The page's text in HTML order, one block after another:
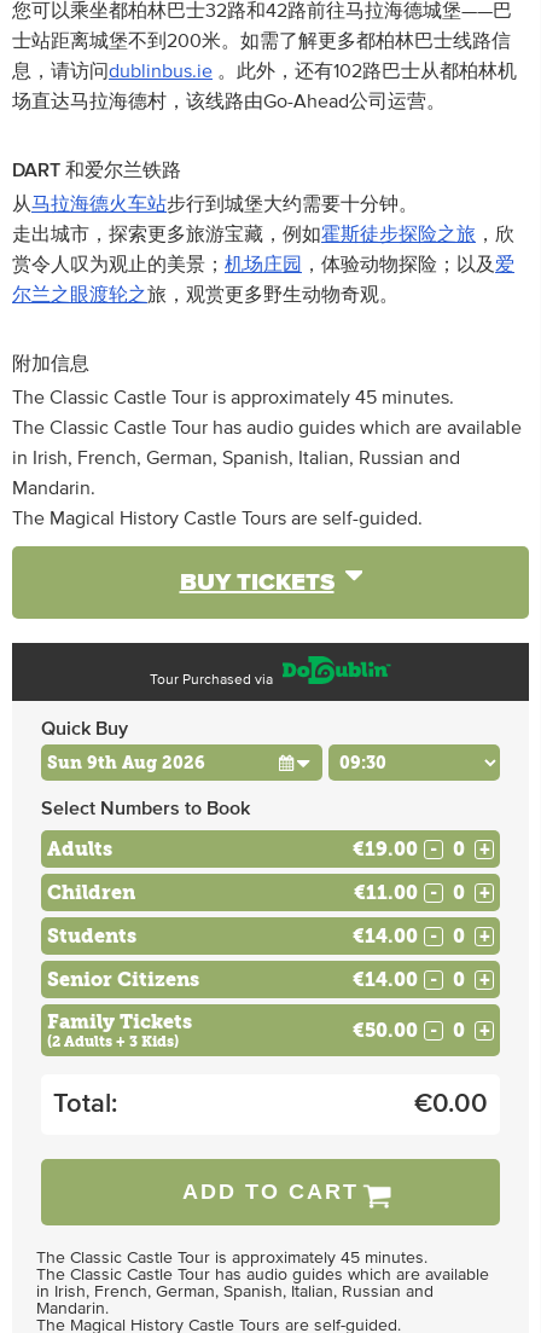
您可以乘坐都柏林巴士32路和42路前往马拉海德城堡——巴
士站距离城堡不到200米。如需了解更多都柏林巴士线路信
息，请访问 dublinbus.ie 。此外，还有102路巴士从都柏林机
场直达马拉海德村，该线路由Go-Ahead公司运营。
DART 和爱尔兰铁路
从马拉海德火车站步行到城堡大约需要十分钟。
走出城市，探索更多旅游宝藏，例如霍斯徒步探险之旅 ，欣
赏令人叹为观止的美景； 机场庄园 ，体验动物探险；以及 爱
尔兰之眼渡轮之旅，观赏更多野生动物奇观。
附加信息
The Classic Castle Tour is approximately 45 minutes.
The Classic Castle Tour has audio guides which are available
in Irish, French, German, Spanish, Italian, Russian and
Mandarin.
The Magical History Castle Tours are self-guided.
BUY TICKETS
Tour Purchased via
Quick Buy
Select Numbers to Book
Adults €19.00 - +
Children €11.00 - +
Students €14.00 - +
Senior Citizens €14.00 - +
Family Tickets
(2 Adults + 3 Kids) €50.00 - +
Total: €0.00
ADD TO CART
The Classic Castle Tour is approximately 45 minutes.
The Classic Castle Tour has audio guides which are available
in Irish, French, German, Spanish, Italian, Russian and
Mandarin.
The Magical History Castle Tours are self-guided.